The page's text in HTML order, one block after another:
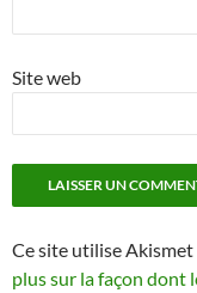
Site web
Ce site utilise
plus sur la façon dont